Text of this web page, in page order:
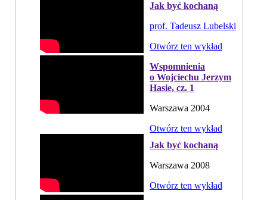
Jak być kochaną
prof. Tadeusz Lubelski
Otwórz ten wykład
Wspomnienia
o Wojciechu Jerzym
Hasie, cz. 1
Warszawa 2004
Otwórz ten wykład
Jak być kochaną
Warszawa 2008
Otwórz ten wykład